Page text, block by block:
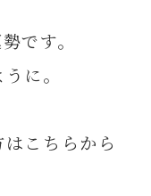
です。
に。
こちらから